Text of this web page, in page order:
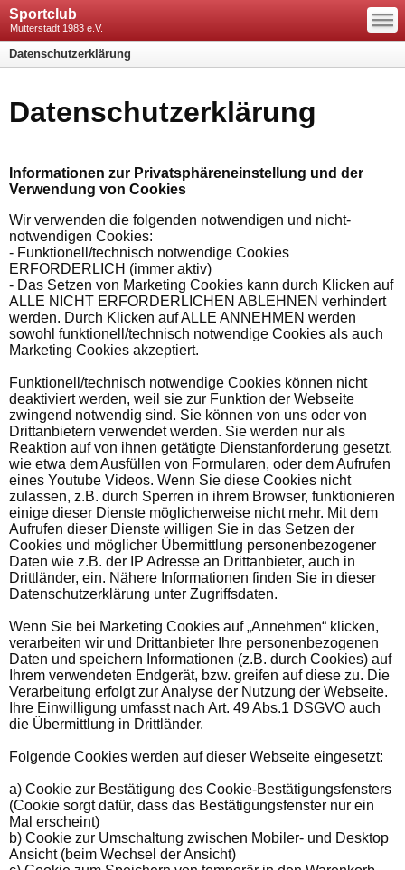
Sportclub
Mutterstadt 1983 e.V.
—
—
—
Datenschutzerklärung
Datenschutzerklärung
Informationen zur Privatsphäreneinstellung und der
Verwendung von Cookies
Wir verwenden die folgenden notwendigen und nicht-
notwendigen Cookies:
- Funktionell/technisch notwendige Cookies
ERFORDERLICH (immer aktiv)
- Das Setzen von Marketing Cookies kann durch Klicken auf
ALLE NICHT ERFORDERLICHEN ABLEHNEN verhindert
werden. Durch Klicken auf ALLE ANNEHMEN werden
sowohl funktionell/technisch notwendige Cookies als auch
Marketing Cookies akzeptiert.
Funktionell/technisch notwendige Cookies können nicht
deaktiviert werden, weil sie zur Funktion der Webseite
zwingend notwendig sind. Sie können von uns oder von
Drittanbietern verwendet werden. Sie werden nur als
Reaktion auf von ihnen getätigte Dienstanforderung gesetzt,
wie etwa dem Ausfüllen von Formularen, oder dem Aufrufen
eines Youtube Videos. Wenn Sie diese Cookies nicht
zulassen, z.B. durch Sperren in ihrem Browser, funktionieren
einige dieser Dienste möglicherweise nicht mehr. Mit dem
Aufrufen dieser Dienste willigen Sie in das Setzen der
Cookies und möglicher Übermittlung personenbezogener
Daten wie z.B. der IP Adresse an Drittanbieter, auch in
Drittländer, ein. Nähere Informationen finden Sie in dieser
Datenschutzerklärung unter Zugriffsdaten.
Wenn Sie bei Marketing Cookies auf „Annehmen“ klicken,
verarbeiten wir und Drittanbieter Ihre personenbezogenen
Daten und speichern Informationen (z.B. durch Cookies) auf
Ihrem verwendeten Endgerät, bzw. greifen auf diese zu. Die
Verarbeitung erfolgt zur Analyse der Nutzung der Webseite.
Ihre Einwilligung umfasst nach Art. 49 Abs.1 DSGVO auch
die Übermittlung in Drittländer.
Folgende Cookies werden auf dieser Webseite eingesetzt:
a) Cookie zur Bestätigung des Cookie-Bestätigungsfensters
(Cookie sorgt dafür, dass das Bestätigungsfenster nur ein
Mal erscheint)
b) Cookie zur Umschaltung zwischen Mobiler- und Desktop
Ansicht (beim Wechsel der Ansicht)